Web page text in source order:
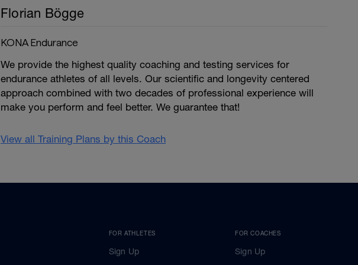
Florian Bögge
KONA Endurance
We provide the highest quality coaching and testing services for
endurance athletes of all levels. Our scientific and longevity centered
approach combined with two decades of professional experience will
make you perform and feel better. We guarantee that!
View all Training Plans by this Coach
FOR ATHLETES
Sign Up
FOR COACHES
Sign Up